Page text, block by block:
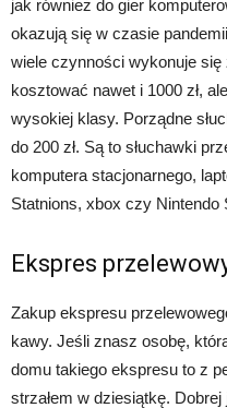
jak również do gier
okazują się w czasie
wiele czynności wykonuje się
kosztować nawet i 1000 zł,
wysokiej klasy. Porządne
do 200 zł. Są to słuchawki
komputera stacjonarnego,
Statnions, xbox czy Nintendo
Ekspres
Zakup ekspresu
kawy. Jeśli znasz osobę,
domu takiego ekspresu to z
strzałem w dziesiątkę.